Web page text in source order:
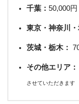
千葉：50,000円
東京・神奈川
茨城・栃木：
その他エリア：
させていただきます